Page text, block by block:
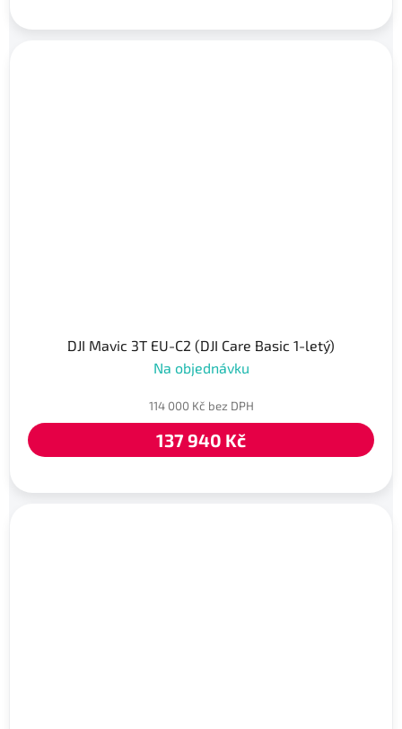
DJI Mavic 3T EU-C2 (DJI Care Basic 1-letý)
Na objednávku
114 000 Kč bez DPH
137 940 Kč